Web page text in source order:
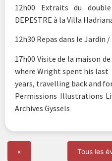
12h00 Extraits du double
DEPESTRE à la Villa
12h30 Repas dans le Jardin
17h00 Visite de la maison
where Wright spent his last
years, travelling back and
Permissions Illustrations
Archives Gyssels
« Tous les